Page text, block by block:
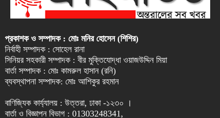
প্রকাশক ও সম্পাদক : মোঃ মনির হোসেন (শিশির)
নির্বাহী সম্পাদক : সোহেল রানা
সিনিয়র সহকারী সম্পাদক : বীর মুক্তিযোদ্ধা ওয়াজউদ্দিন মিয়া
বার্তা সম্পাদক : মোঃ কামরুল হাসান (রনি)
ব্যবস্থাপনা সম্পাদক: মোঃ আশিকুর রহমান
বাণিজ্যিক কার্য্যালয় : উত্তরা, ঢাকা -১২৩০ ।
বার্তা ও বিজ্ঞাপন বিভাগ : 01303248341,